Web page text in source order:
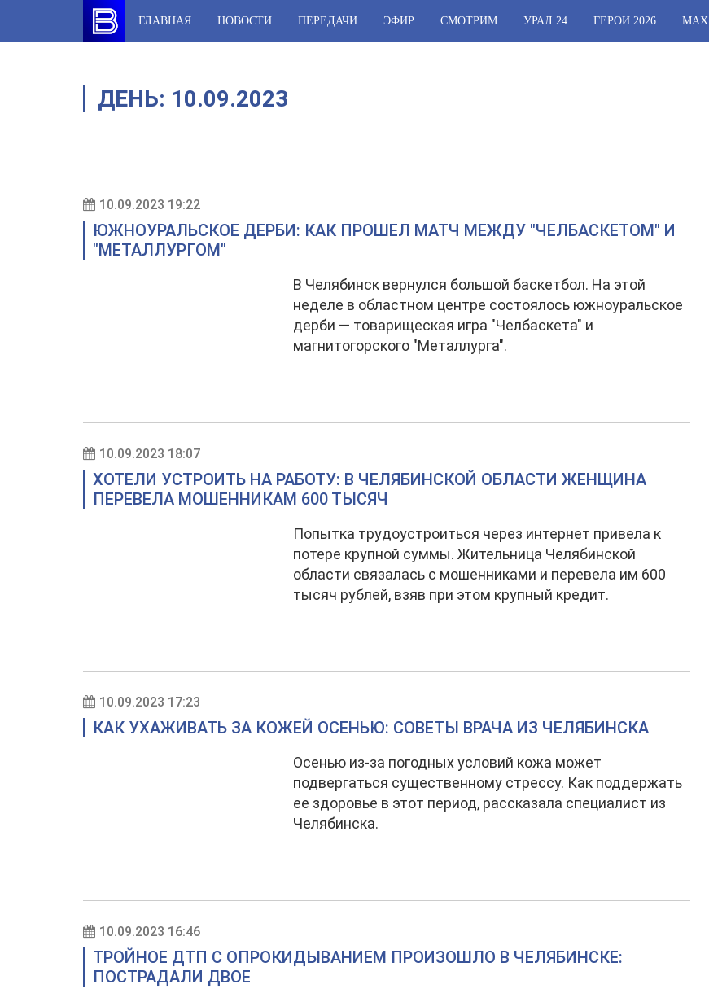
content
ГЛАВНАЯ НОВОСТИ ПЕРЕДАЧИ ЭФИР СМОТРИМ УРАЛ 24 ГЕРОИ 2026 МАХ
ДЕНЬ: 10.09.2023
10.09.2023 19:22
ЮЖНОУРАЛЬСКОЕ ДЕРБИ: КАК ПРОШЕЛ МАТЧ МЕЖДУ "ЧЕЛБАСКЕТОМ" И
"МЕТАЛЛУРГОМ"
В Челябинск вернулся большой баскетбол. На этой
неделе в областном центре состоялось южноуральское
дерби — товарищеская игра "Челбаскета" и
магнитогорского "Металлурга".
10.09.2023 18:07
ХОТЕЛИ УСТРОИТЬ НА РАБОТУ: В ЧЕЛЯБИНСКОЙ ОБЛАСТИ ЖЕНЩИНА
ПЕРЕВЕЛА МОШЕННИКАМ 600 ТЫСЯЧ
Попытка трудоустроиться через интернет привела к
потере крупной суммы. Жительница Челябинской
области связалась с мошенниками и перевела им 600
тысяч рублей, взяв при этом крупный кредит.
10.09.2023 17:23
КАК УХАЖИВАТЬ ЗА КОЖЕЙ ОСЕНЬЮ: СОВЕТЫ ВРАЧА ИЗ ЧЕЛЯБИНСКА
Осенью из-за погодных условий кожа может
подвергаться существенному стрессу. Как поддержать
ее здоровье в этот период, рассказала специалист из
Челябинска.
10.09.2023 16:46
ТРОЙНОЕ ДТП С ОПРОКИДЫВАНИЕМ ПРОИЗОШЛО В ЧЕЛЯБИНСКЕ:
ПОСТРАДАЛИ ДВОЕ